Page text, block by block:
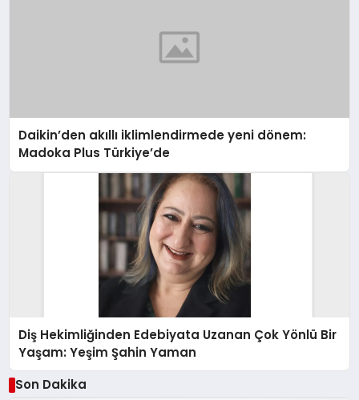
Daikin’den akıllı iklimlendirmede yeni dönem:
Madoka Plus Türkiye’de
Diş Hekimliğinden Edebiyata Uzanan Çok Yönlü Bir
Yaşam: Yeşim Şahin Yaman
Son Dakika